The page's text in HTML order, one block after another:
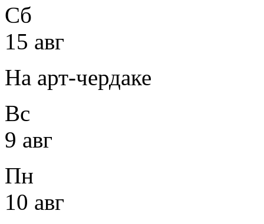
Сб
15 авг
На арт-чердаке
Вс
9 авг
Пн
10 авг